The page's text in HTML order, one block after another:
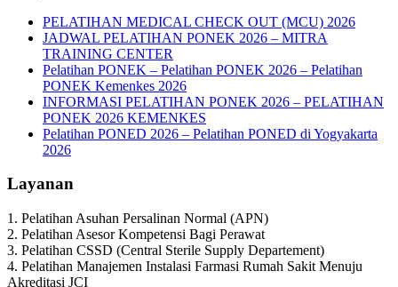
PELATIHAN MEDICAL CHECK OUT (MCU) 2026
JADWAL PELATIHAN PONEK 2026 – MITRA
TRAINING CENTER
Pelatihan PONEK – Pelatihan PONEK 2026 – Pelatihan
PONEK Kemenkes 2026
INFORMASI PELATIHAN PONEK 2026 – PELATIHAN
PONEK 2026 KEMENKES
Pelatihan PONED 2026 – Pelatihan PONED di Yogyakarta
2026
Layanan
1. Pelatihan Asuhan Persalinan Normal (APN)
2. Pelatihan Asesor Kompetensi Bagi Perawat
3. Pelatihan CSSD (Central Sterile Supply Departement)
4. Pelatihan Manajemen Instalasi Farmasi Rumah Sakit Menuju
Akreditasi JCI